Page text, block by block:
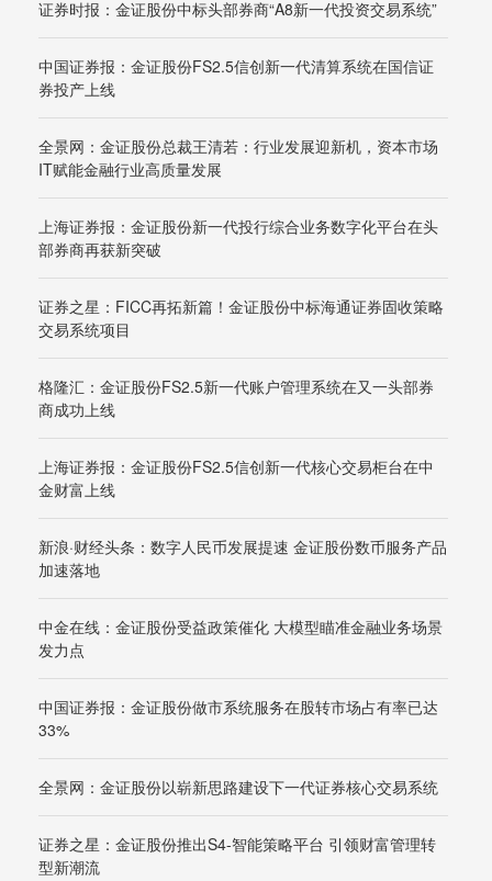
证券时报：金证股份中标头部券商“A8新一代投资交易系统”
中国证券报：金证股份FS2.5信创新一代清算系统在国信证
券投产上线
全景网：金证股份总裁王清若：行业发展迎新机，资本市场
IT赋能金融行业高质量发展
上海证券报：金证股份新一代投行综合业务数字化平台在头
部券商再获新突破
证券之星：FICC再拓新篇！金证股份中标海通证券固收策略
交易系统项目
格隆汇：金证股份FS2.5新一代账户管理系统在又一头部券
商成功上线
上海证券报：金证股份FS2.5信创新一代核心交易柜台在中
金财富上线
新浪·财经头条：数字人民币发展提速 金证股份数币服务产品
加速落地
中金在线：金证股份受益政策催化 大模型瞄准金融业务场景
发力点
中国证券报：金证股份做市系统服务在股转市场占有率已达
33%
全景网：金证股份以崭新思路建设下一代证券核心交易系统
证券之星：金证股份推出S4-智能策略平台 引领财富管理转
型新潮流